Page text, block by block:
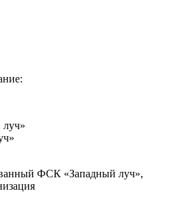
ФСК «‎Западный луч»,